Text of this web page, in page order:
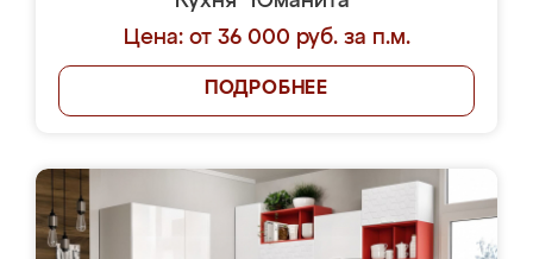
Цена: от 36 000 руб. за п.м.
ПОДРОБНЕЕ